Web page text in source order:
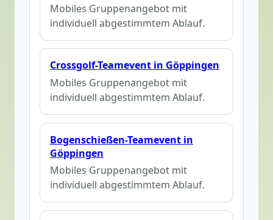
Mobiles Gruppenangebot mit
individuell abgestimmtem Ablauf.
Crossgolf-Teamevent in Göppingen
Mobiles Gruppenangebot mit
individuell abgestimmtem Ablauf.
Bogenschießen-Teamevent in
Göppingen
Mobiles Gruppenangebot mit
individuell abgestimmtem Ablauf.